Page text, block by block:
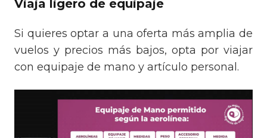
Viaja ligero de equipaje
Si quieres optar a una oferta más amplia de
vuelos y precios más bajos, opta por viajar
con equipaje de mano y artículo personal.